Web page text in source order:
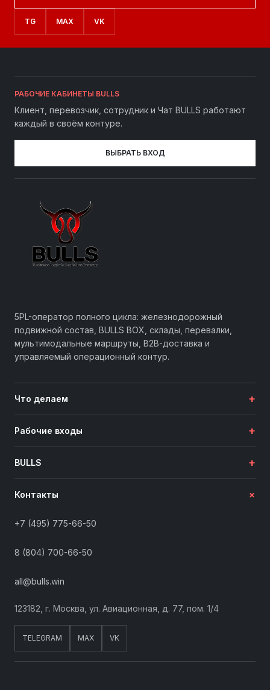
TG MAX VK
РАБОЧИЕ КАБИНЕТЫ BULLS
Клиент, перевозчик, сотрудник и Чат BULLS работают
каждый в своём контуре.
ВЫБРАТЬ ВХОД
5PL-оператор полного цикла: железнодорожный
подвижной состав, BULLS BOX, склады, перевалки,
мультимодальные маршруты, B2B-доставка и
управляемый операционный контур.
Что делаем +
Рабочие входы +
BULLS +
Контакты +
+7 (495) 775-66-50
8 (804) 700-66-50
all@bulls.win
123182, г. Москва, ул. Авиационная, д. 77, пом. 1/4
TELEGRAM MAX VK